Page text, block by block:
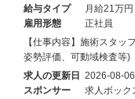
給与タイプ
月給21万
雇用形態
正社員
【仕事内容】施術スタッ
姿勢評価、可動域検査等)
求人の更新日 2026-08-06
スポンサー
求人ボック